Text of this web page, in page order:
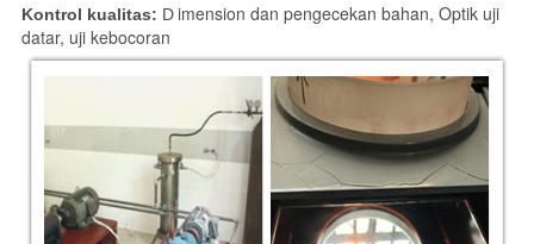
Kontrol kualitas: Dimension dan pengecekan bahan, Optik uji
datar, uji kebocoran